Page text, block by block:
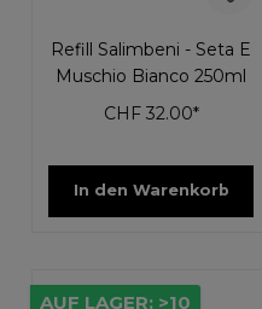
Refill Salimbeni - Seta E
Muschio Bianco 250ml
CHF 32.00*
In den Warenkorb
AUF LAGER: >10